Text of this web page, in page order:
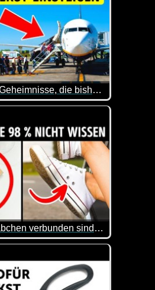
18 Vielflieger-Geheimnisse, die bisher nur wenige kennen
SSSS auf deiner Bordkarte
Warum Essstäbchen verbunden sind und 15 weitere verborgene Funktionen von Alltagsgegenständen
nie aus. Hier werden mal